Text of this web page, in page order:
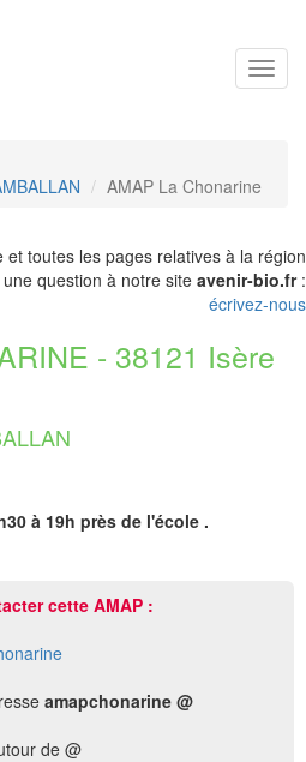
AMAP La Chonarine
et toutes les pages relatives à la région
question à notre site avenir-bio.fr:
écrivez-nous
- 38121 Isère
à 19h près de l'école .
cette AMAP :
amapchonarine @
de @